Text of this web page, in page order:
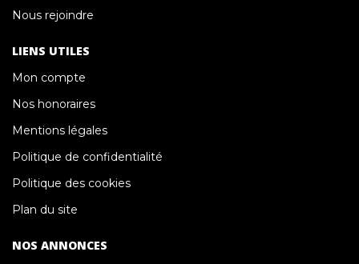
Nous rejoindre
LIENS UTILES
Mon compte
Nos honoraires
Mentions légales
Politique de confidentialité
Politique des cookies
Plan du site
NOS ANNONCES